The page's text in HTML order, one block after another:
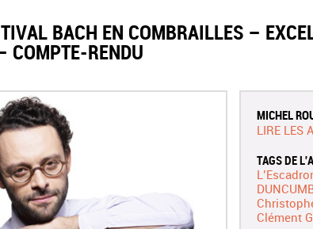
BACH EN COMBRAILLES –
COMPTE-RENDU
MICHEL
LIRE LES
TAGS DE
Clément